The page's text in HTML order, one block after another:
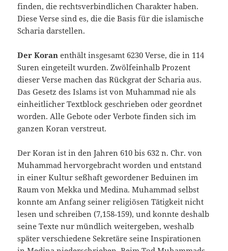
finden, die rechtsverbindlichen Charakter haben.
Diese Verse sind es, die die Basis für die is­lamische
Scharia darstellen.
Der Koranenthält insgesamt 6230 Verse, die in 114
Suren eingeteilt wurden. Zwölfeinhalb Prozent
dieser Verse machen das Rückgrat der Scharia aus.
Das Gesetz des Islams ist von Muhammad nie als
einheitlicher Textblock geschrie­ben oder geordnet
worden. Alle Gebote oder Verbote finden sich im
ganzen Koran verstreut.
Der Koran ist in den Jahren 610 bis 632 n. Chr. von
Muhammad hervorgebracht worden und entstand
in einer Kultur seßhaft gewordener Beduinen im
Raum von Mekka und Medina. Muhammad selbst
konnte am Anfang seiner religiösen Tätigkeit nicht
lesen und schrei­ben (7,158‑159), und konnte deshalb
seine Tex­te nur mündlich weitergeben, weshalb
später ver­schiedene Sekretäre seine Inspirationen